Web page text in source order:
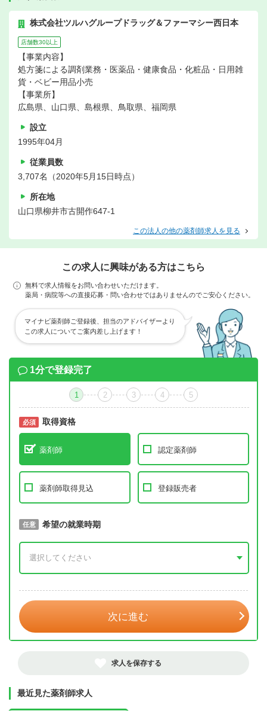
株式会社ツルハグループドラッグ＆ファーマシー西日本
店舗数30以上
【事業内容】
処方箋による調剤業務・医薬品・健康食品・化粧品・日用雑
貨・ベビー用品小売
【事業所】
広島県、山口県、島根県、鳥取県、福岡県
設立
1995年04月
従業員数
3,707名（2020年5月15日時点）
所在地
山口県柳井市古開作647-1
この法人の他の薬剤師求人を見る
この求人に興味がある方はこちら
無料で求人情報をお問い合わせいただけます。
薬局・病院等への直接応募・問い合わせではありませんのでご安心ください。
マイナビ薬剤師ご登録後、担当のアドバイザーより
この求人についてご案内差し上げます！
1分で登録完了
1 2 3 4 5
必須 取得資格
薬剤師 認定薬剤師
薬剤師取得見込 登録販売者
必須 取得予定年
任意 希望の就業時期
次に進む
求人を保存する
最近見た薬剤師求人